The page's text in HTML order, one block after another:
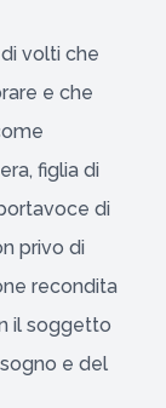
volti che
e che
figlia di
di
privo di
recondita
il soggetto
e del